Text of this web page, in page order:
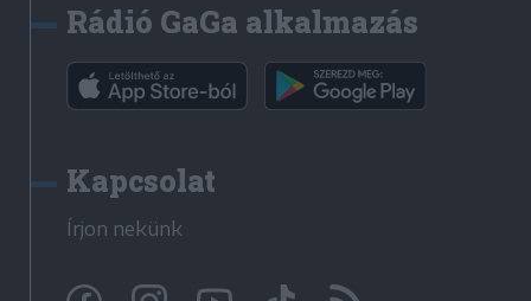
Rádió GaGa alkalmazás
Kapcsolat
Írjon nekünk